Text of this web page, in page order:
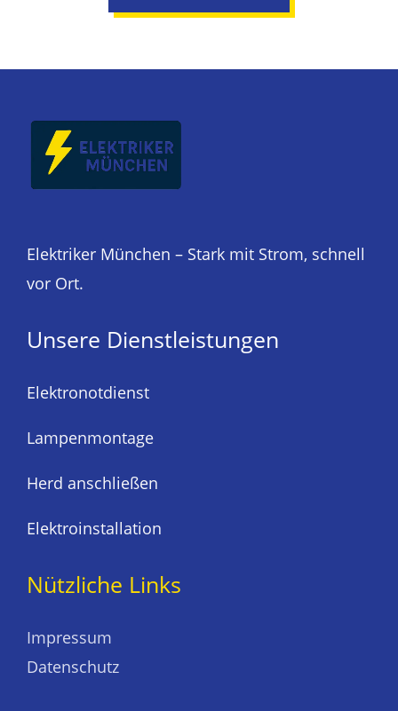
Elektriker München – Stark mit Strom, schnell
vor Ort.
Unsere Dienstleistungen
Elektronotdienst
Lampenmontage
Herd anschließen
Elektroinstallation
Nützliche Links
Impressum
Datenschutz